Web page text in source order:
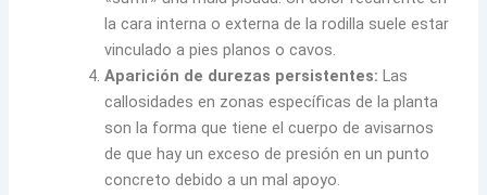
la cara interna o externa de la rodilla suele estar
vinculado a pies planos o cavos.
Aparición de durezas persistentes: Las
callosidades en zonas específicas de la planta
son la forma que tiene el cuerpo de avisarnos
de que hay un exceso de presión en un punto
concreto debido a un mal apoyo.